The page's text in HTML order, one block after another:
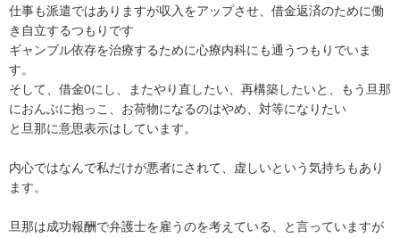
仕事も派遣ではありますが収入をアップさせ、借金返済のために働
き自立するつもりです
ギャンブル依存を治療するために心療内科にも通うつもりでいま
す。
そして、借金0にし、またやり直したい、再構築したいと、もう旦那
におんぶに抱っこ、お荷物になるのはやめ、対等になりたい
と旦那に意思表示はしています。
内心ではなんで私だけが悪者にされて、虚しいという気持ちもあり
ます。
旦那は成功報酬で弁護士を雇うのを考えている、と言っていますが